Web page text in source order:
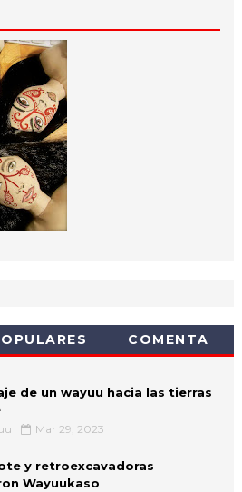
COMENTA
de un wayuu hacia las tierras
Mar 29, 2023
y retroexcavadoras
Wayuukaso